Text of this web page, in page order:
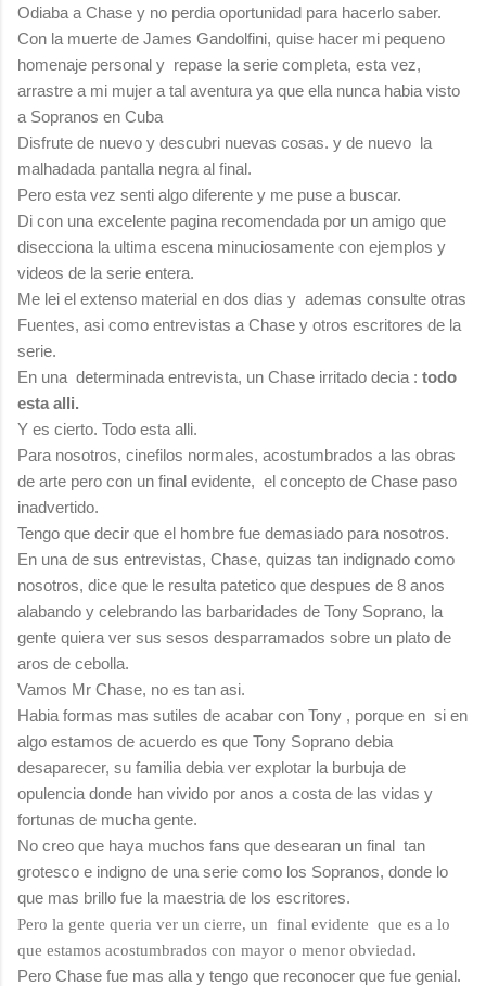
Odiaba a Chase y no perdia oportunidad para hacerlo saber.
Con la muerte de James Gandolfini, quise hacer mi pequeno
homenaje personal y repase la serie completa, esta vez,
arrastre a mi mujer a tal aventura ya que ella nunca habia visto
a Sopranos en Cuba
Disfrute de nuevo y descubri nuevas cosas. y de nuevo la
malhadada pantalla negra al final.
Pero esta vez senti algo diferente y me puse a buscar.
Di con una excelente pagina recomendada por un amigo que
disecciona la ultima escena minuciosamente con ejemplos y
videos de la serie entera.
Me lei el extenso material en dos dias y ademas consulte otras
Fuentes, asi como entrevistas a Chase y otros escritores de la
serie.
En una determinada entrevista, un Chase irritado decia : todo
esta alli.
Y es cierto. Todo esta alli.
Para nosotros, cinefilos normales, acostumbrados a las obras
de arte pero con un final evidente, el concepto de Chase paso
inadvertido.
Tengo que decir que el hombre fue demasiado para nosotros.
En una de sus entrevistas, Chase, quizas tan indignado como
nosotros, dice que le resulta patetico que despues de 8 anos
alabando y celebrando las barbaridades de Tony Soprano, la
gente quiera ver sus sesos desparramados sobre un plato de
aros de cebolla.
Vamos Mr Chase, no es tan asi.
Habia formas mas sutiles de acabar con Tony , porque en si en
algo estamos de acuerdo es que Tony Soprano debia
desaparecer, su familia debia ver explotar la burbuja de
opulencia donde han vivido por anos a costa de las vidas y
fortunas de mucha gente.
No creo que haya muchos fans que desearan un final tan
grotesco e indigno de una serie como los Sopranos, donde lo
que mas brillo fue la maestria de los escritores.
Pero la gente queria ver un cierre, un final evidente que es a lo
que estamos acostumbrados con mayor o menor obviedad.
Pero Chase fue mas alla y tengo que reconocer que fue genial.